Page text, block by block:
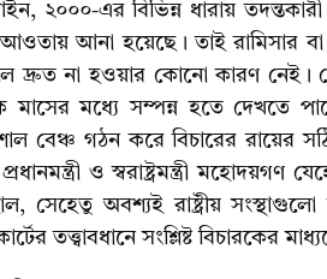
এর বিভিন্ন ধারায় তদন্তকারী
আনা হয়েছে। তাই রামিসার
দ্রুত না হওয়ার কোনো কারণ নেই।
মধ্যে সম্পন্ন হতে দেখতে
বেঞ্চ গঠন করে বিচারের রায়ের
ও স্বরাষ্ট্রমন্ত্রী মহোদয়গণ
সেহেতু অবশ্যই রাষ্ট্রীয়
তত্ত্বাবধানে সংশ্লিষ্ট বিচারকের